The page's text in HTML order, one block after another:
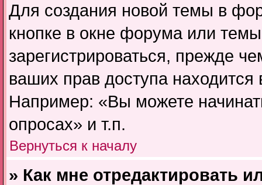
Для создания новой темы в
кнопке в окне форума или
зарегистрироваться, прежде
ваших прав доступа
Например: «Вы можете
опросах» и т.п.
Вернуться к началу
» Как мне отредактировать